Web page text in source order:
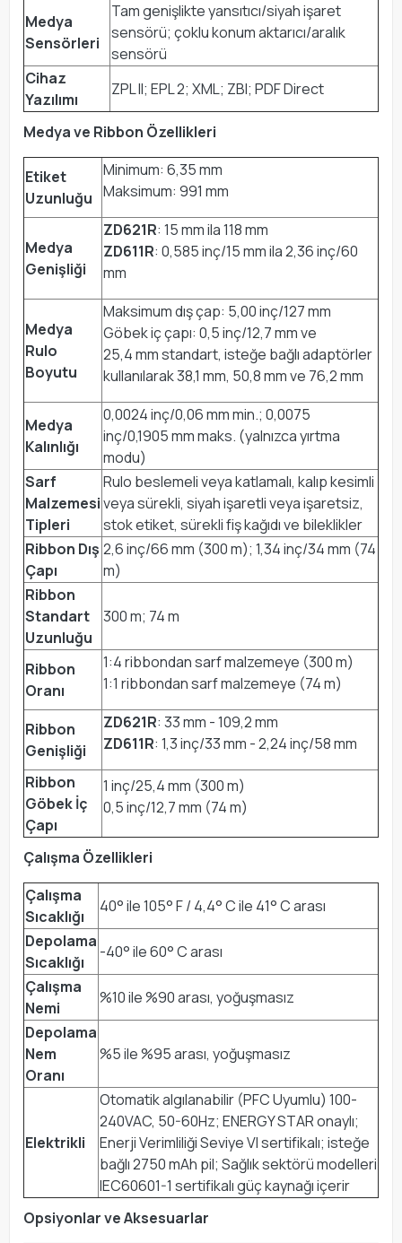
Medya
Sensörleri
Tam genişlikte yansıtıcı/siyah işaret
sensörü; çoklu konum aktarıcı/aralık
sensörü
Cihaz
Yazılımı
ZPL II; EPL 2; XML; ZBI; PDF Direct
Medya ve Ribbon Özellikleri
Etiket
Uzunluğu
Minimum: 6,35 mm
Maksimum: 991 mm
Medya
Genişliği
ZD621R: 15 mm ila 118 mm
ZD611R: 0,585 inç/15 mm ila 2,36 inç/60
mm
Medya
Rulo
Boyutu
Maksimum dış çap: 5,00 inç/127 mm
Göbek iç çapı: 0,5 inç/12,7 mm ve
25,4 mm standart, isteğe bağlı adaptörler
kullanılarak 38,1 mm, 50,8 mm ve 76,2 mm
Medya
Kalınlığı
0,0024 inç/0,06 mm min.; 0,0075
inç/0,1905 mm maks. (yalnızca yırtma
modu)
Sarf
Malzemesi
Tipleri
Rulo beslemeli veya katlamalı, kalıp kesimli
veya sürekli, siyah işaretli veya işaretsiz,
stok etiket, sürekli fiş kağıdı ve bileklikler
Ribbon Dış
Çapı
2,6 inç/66 mm (300 m); 1,34 inç/34 mm (74
m)
Ribbon
Standart
Uzunluğu
300 m; 74 m
Ribbon
Oranı
1:4 ribbondan sarf malzemeye (300 m)
1:1 ribbondan sarf malzemeye (74 m)
Ribbon
Genişliği
ZD621R: 33 mm - 109,2 mm
ZD611R: 1,3 inç/33 mm - 2,24 inç/58 mm
Ribbon
Göbek İç
Çapı
1 inç/25,4 mm (300 m)
0,5 inç/12,7 mm (74 m)
Çalışma Özellikleri
Çalışma
Sıcaklığı
40° ile 105° F / 4,4° C ile 41° C arası
Depolama
Sıcaklığı
-40° ile 60° C arası
Çalışma
Nemi
%10 ile %90 arası, yoğuşmasız
Depolama
Nem
Oranı
%5 ile %95 arası, yoğuşmasız
Elektrikli
Otomatik algılanabilir (PFC Uyumlu) 100-
240VAC, 50-60Hz; ENERGY STAR onaylı;
Enerji Verimliliği Seviye VI sertifikalı; isteğe
bağlı 2750 mAh pil; Sağlık sektörü modelleri
IEC60601-1 sertifikalı güç kaynağı içerir
Opsiyonlar ve Aksesuarlar